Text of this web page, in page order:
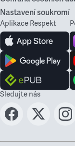
Nastavení soukromí
Aplikace Respekt
Sledujte nás